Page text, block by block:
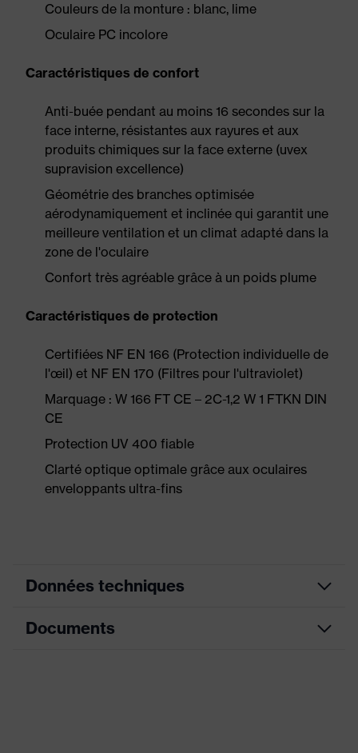
Couleurs de la monture : blanc, lime
Oculaire PC incolore
Caractéristiques de confort
Anti-buée pendant au moins 16 secondes sur la
face interne, résistantes aux rayures et aux
produits chimiques sur la face externe (uvex
supravision excellence)
Géométrie des branches optimisée
aérodynamiquement et inclinée qui garantit une
meilleure ventilation et un climat adapté dans la
zone de l'oculaire
Confort très agréable grâce à un poids plume
Caractéristiques de protection
Certifiées NF EN 166 (Protection individuelle de
l'œil) et NF EN 170 (Filtres pour l'ultraviolet)
Marquage : W 166 FT CE – 2C-1,2 W 1 FTKN DIN
CE
Protection UV 400 fiable
Clarté optique optimale grâce aux oculaires
enveloppants ultra-fins
Données techniques
Couleur
Documents